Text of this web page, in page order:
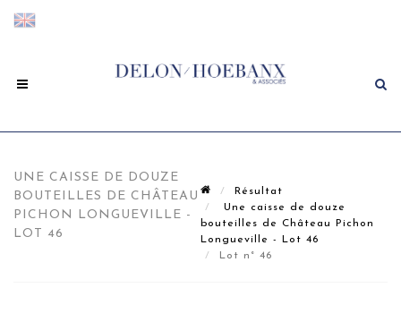
UNE CAISSE DE DOUZE
BOUTEILLES DE CHÂTEAU
PICHON LONGUEVILLE -
LOT 46
Résultat
Une caisse de douze
bouteilles de Château Pichon
Longueville - Lot 46
Lot n° 46